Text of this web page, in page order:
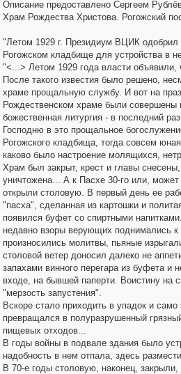
Описание предоставлено Сергеем
Храм Рождества Христова. Рогожский
"Летом 1929 г. Президиум ВЦИК одобрил
Рогожском кладбище для устройства в
"<...> Летом 1929 года власти
После такого известия было решено,
храме прощальную службу. И вот на
Рождественском храме были совершены
божественная литургия - в последний
Господню в это прощальное
Рогожского кладбища, тогда совсем
каково было настроение молящихся,
Храм был закрыт, крест и главы
уничтожена... А к Пасхе 30-го или,
открыли столовую. В первый день ее
"пасха", сделанная из картошки и
появился буфет со спиртными
недавно взоры верующих поднимались к
произносились молитвы, пьяные
столовой ветер доносил далеко не
запахами винного перегара из буфета и
входе, на бывшей паперти. Воистину на
"мерзость запустения".
Вскоре стало приходить в упадок и
превращался в полуразрушенный
пищевых отходов...
В годы войны в подвале здания было
надобность в нем отпала, здесь
В 70-е годы столовую, наконец,